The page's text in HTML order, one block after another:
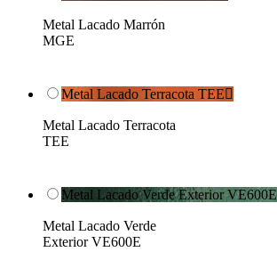
Metal Lacado Marrón
MGE
Metal Lacado Terracota TEE
Metal Lacado Terracota
TEE
Metal Lacado Verde Exterior VE600E
Metal Lacado Verde
Exterior VE600E